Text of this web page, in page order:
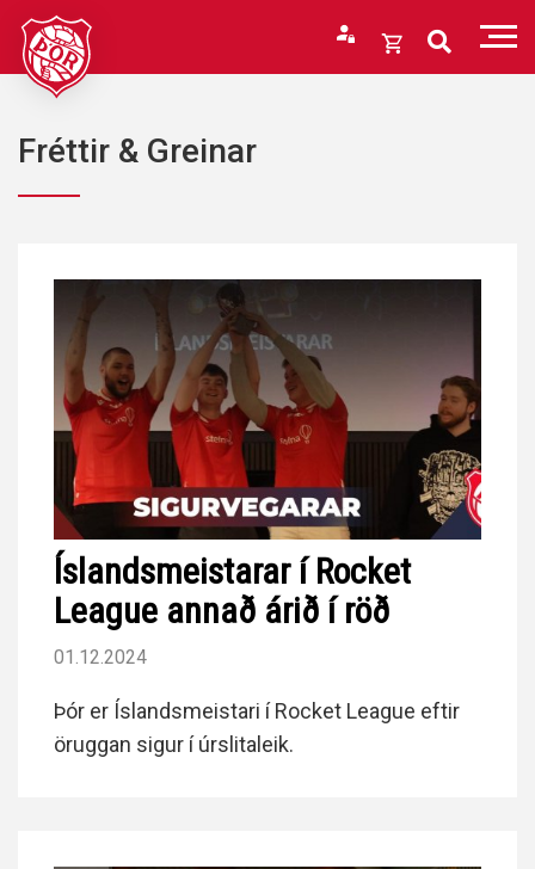
Fara
efni
Opna
Karfan þín
Fréttir & Greinar
Íslandsmeistarar í Rocket
League annað árið í röð
01.12.2024
Þór er Íslandsmeistari í Rocket League eftir
öruggan sigur í úrslitaleik.